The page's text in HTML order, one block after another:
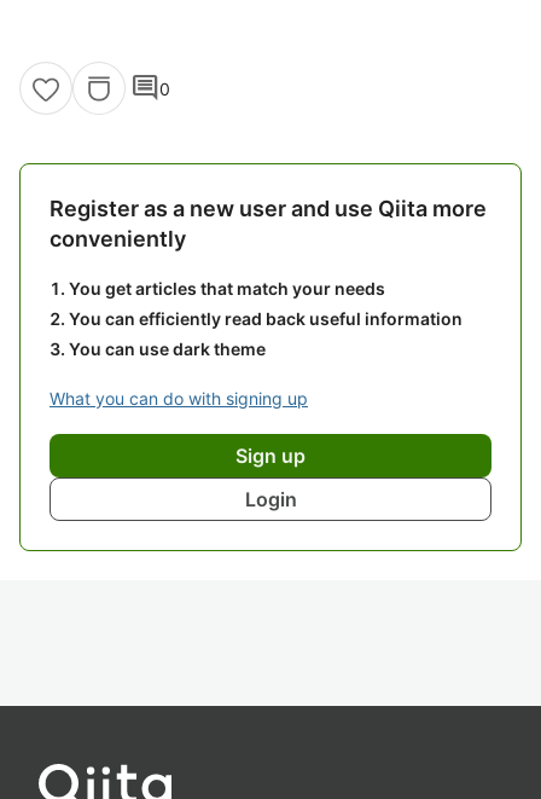
comment0
Register as a new user and use Qiita more
conveniently
You get articles that match your needs
You can efficiently read back useful information
You can use dark theme
What you can do with signing up
Sign up
Login